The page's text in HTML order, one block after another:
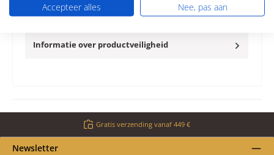
Eigenschappen
Informatie over productveiligheid
Gratis verzending vanaf 449 €
Newsletter
Accepteer alles Nee, pas aan